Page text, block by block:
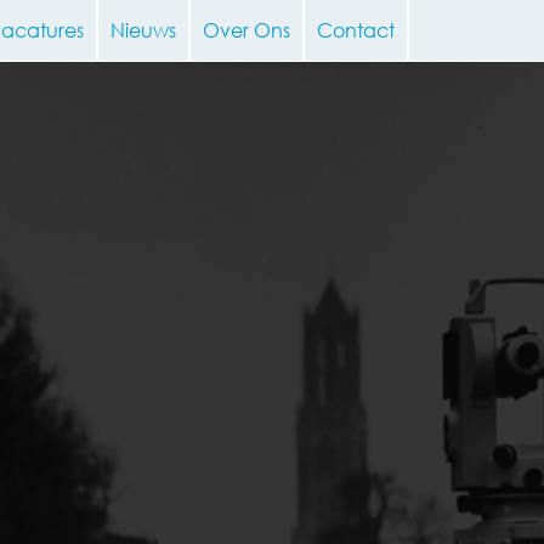
Nieuws Over Ons Contact